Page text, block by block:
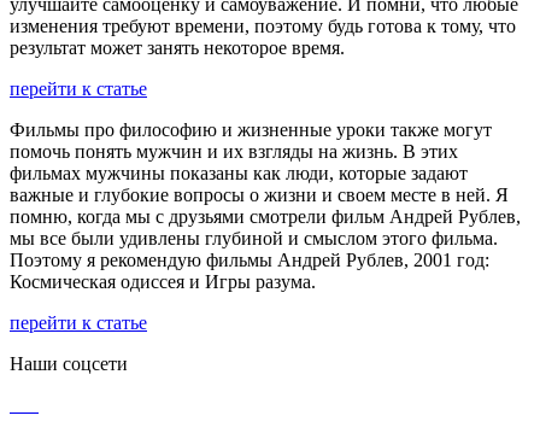
изменения требуют времени, поэтому будь готова к тому, что
результат может занять некоторое время.
перейти к статье
Фильмы про философию и жизненные уроки также могут
помочь понять мужчин и их взгляды на жизнь. В этих
фильмах мужчины показаны как люди, которые задают
важные и глубокие вопросы о жизни и своем месте в ней. Я
помню, когда мы с друзьями смотрели фильм Андрей Рублев,
мы все были удивлены глубиной и смыслом этого фильма.
Поэтому я рекомендую фильмы Андрей Рублев, 2001 год:
Космическая одиссея и Игры разума.
перейти к статье
Наши соцсети